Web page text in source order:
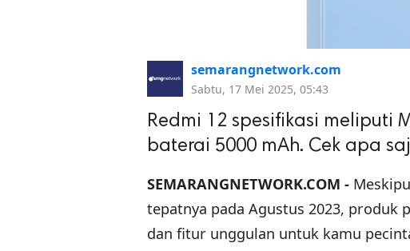
semarangnetwork.com
Sabtu, 17 Mei 2025, 05:43
Redmi 12 spesifikasi meliputi
baterai 5000 mAh. Cek apa
SEMARANGNETWORK.COM -
tepatnya pada Agustus 2023, produk
dan fitur unggulan untuk kamu